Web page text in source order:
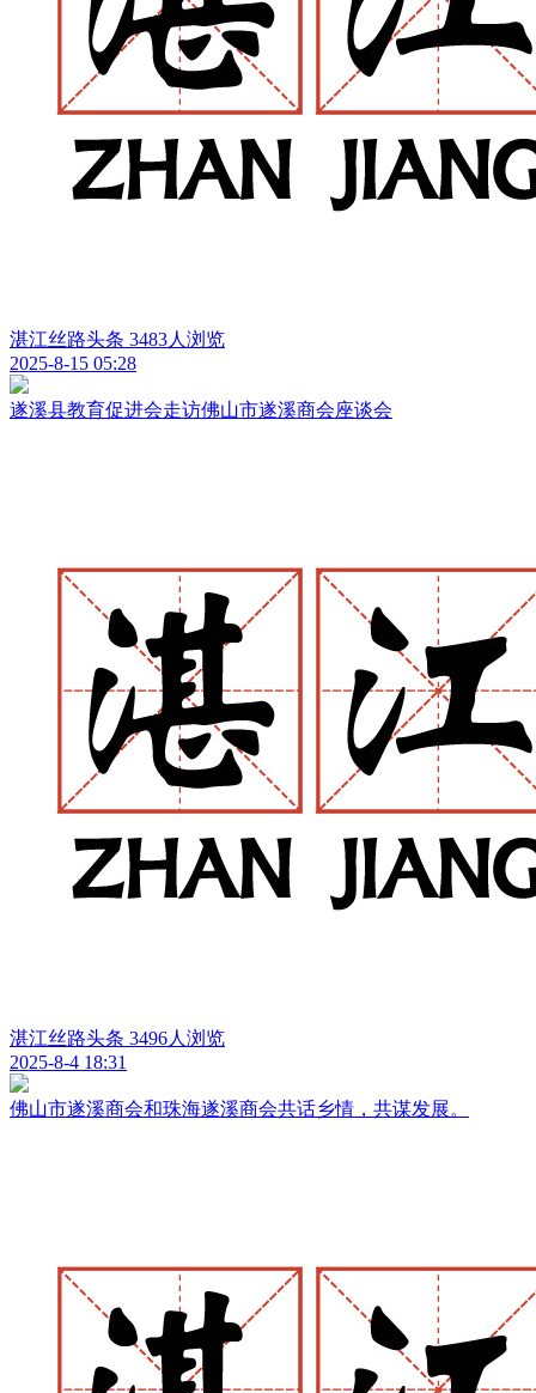
湛江丝路头条 3483人浏览
2025-8-15 05:28
遂溪县教育促进会走访佛山市遂溪商会座谈会
湛江丝路头条 3496人浏览
2025-8-4 18:31
佛山市遂溪商会和珠海遂溪商会共话乡情，共谋发展。